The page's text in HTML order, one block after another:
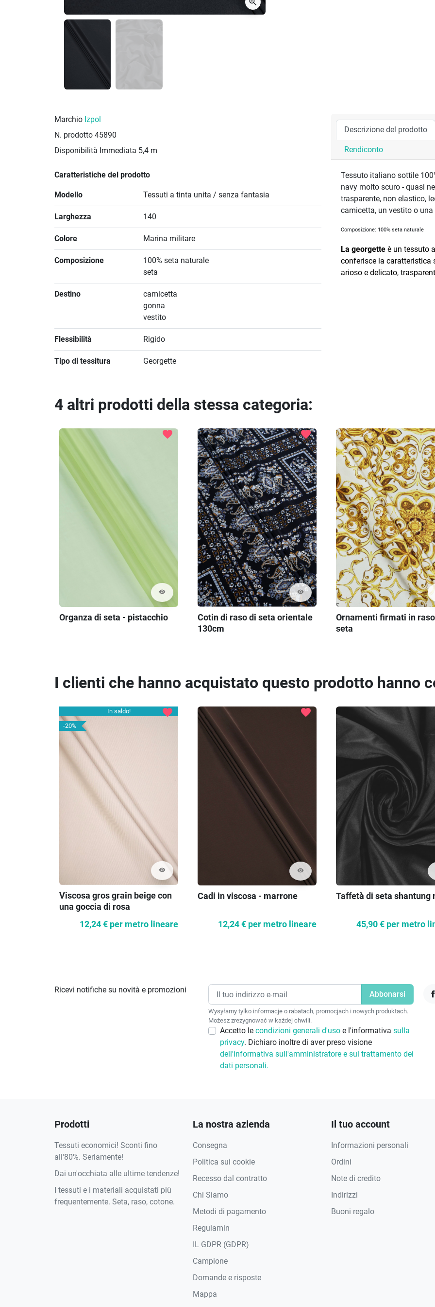
Marchio Izpol
N. prodotto 45890
Disponibilità Immediata 5,4 m
Caratteristiche del prodotto
Modello Tessuti a tinta unita / senza fantasia
Larghezza 140
Colore Marina militare
Composizione
100% seta naturale
seta
Destino
camicetta
gonna
vestito
Flessibilità Rigido
Tipo di tessitura Georgette
Descrizione del prodotto
Rendiconto
Tessuto italiano sottile
navy molto scuro - quasi
trasparente, non elastico,
camicetta, un vestito o
Composizione: 100% seta naturale
La georgette è un tessuto
conferisce la caratteristica
arioso e delicato,
4 altri prodotti della stessa categoria:
visibility
favorite
Organza di seta - pistacchio
visibility
favorite
Cotin di raso di seta orientale
130cm
Ornamenti firmati in
seta
I clienti che hanno acquistato questo prodotto hanno
In saldo!
-20%
visibility
favorite
Viscosa gros grain beige con
una goccia di rosa
12,24 € per metro lineare
visibility
favorite
Cadi in viscosa - marrone
12,24 € per metro lineare
Taffetà di seta shantung
45,90 € per metro
Ricevi notifiche su novità e promozioni
Wysyłamy tylko informacje o rabatach, promocjach i nowych produktach.
Możesz zrezygnować w każdej chwili.
Accetto le condizioni generali d'uso e l'informativa sulla
privacy. Dichiaro inoltre di aver preso visione
dell'informativa sull'amministratore e sul trattamento dei
dati personali.
Prodotti
Tessuti economici! Sconti fino
all'80%. Seriamente!
Dai un'occhiata alle ultime tendenze!
I tessuti e i materiali acquistati più
frequentemente. Seta, raso, cotone.
La nostra azienda
Consegna
Politica sui cookie
Recesso dal contratto
Chi Siamo
Metodi di pagamento
Regulamin
IL GDPR (GDPR)
Campione
Domande e risposte
Mappa
Il tuo account
Informazioni personali
Ordini
Note di credito
Indirizzi
Buoni regalo